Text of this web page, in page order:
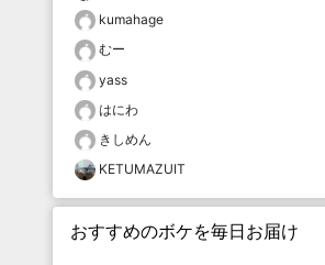
kumahage
むー
yass
はにわ
きしめん
KETUMAZUIT
おすすめのボケを毎日お届け